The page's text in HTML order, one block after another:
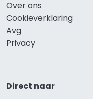
Over ons
Cookieverklaring
Avg
Privacy
Direct naar